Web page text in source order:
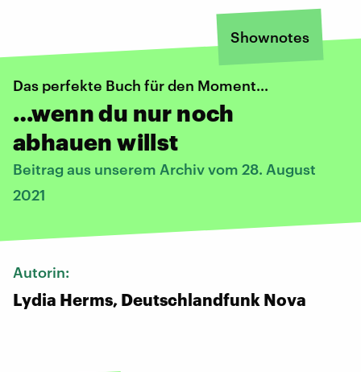
Shownotes
Das perfekte Buch für den Moment...
…wenn du nur noch
abhauen willst
Beitrag aus unserem Archiv vom 28. August
2021
Autorin:
Lydia Herms, Deutschlandfunk Nova